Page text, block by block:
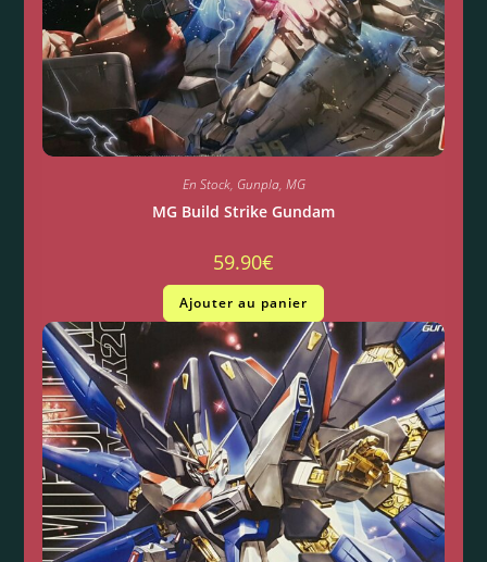
En Stock, Gunpla, MG
MG Build Strike Gundam
59.90€
Ajouter au panier